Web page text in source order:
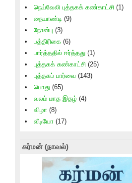
நெய்வேலி புத்தகக் கண்காட்சி(1)
நையாண்டி(9)
நோன்பு (3)
பத்திரிகை(6)
பார்த்ததில் ஈர்த்தது(1)
புத்தகக் கண்காட்சி(25)
புத்தகப் பார்வை (143)
பொது(65)
வலம் மாத இதழ் (4)
விழா (8)
வீடியோ (17)
கர்மன் (நாவல்)